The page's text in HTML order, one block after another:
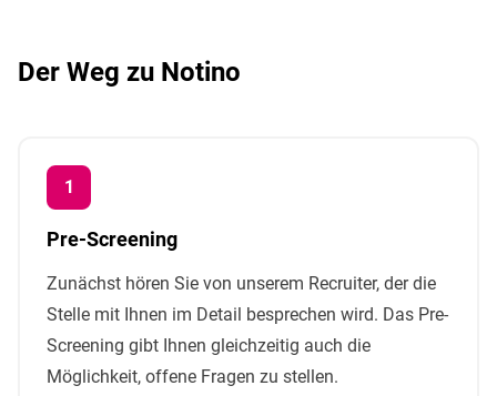
Der Weg zu Notino
Pre-Screening
Zunächst hören Sie von unserem Recruiter, der die
Stelle mit Ihnen im Detail besprechen wird. Das Pre-
Screening gibt Ihnen gleichzeitig auch die
Möglichkeit, offene Fragen zu stellen.